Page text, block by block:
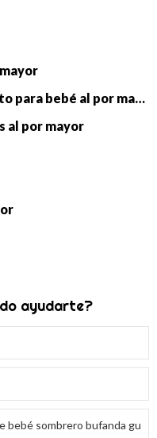
Saco de dormir Swaddle de punto para bebé al por mayor
al por mayor
ayudarte?